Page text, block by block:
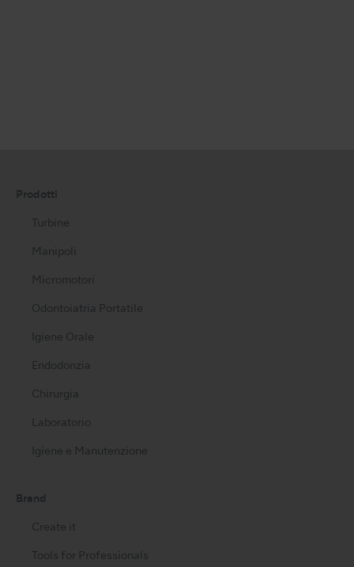
Prodotti
Turbine
Manipoli
Micromotori
Odontoiatria Portatile
Igiene Orale
Endodonzia
Chirurgia
Laboratorio
Igiene e Manutenzione
Brand
Create it
Tools for Professionals